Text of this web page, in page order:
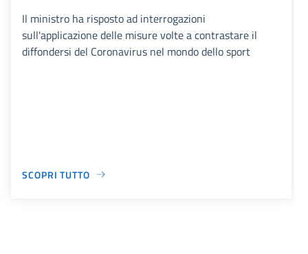
Il ministro ha risposto ad interrogazioni
sull'applicazione delle misure volte a contrastare il
diffondersi del Coronavirus nel mondo dello sport
SCOPRI TUTTO